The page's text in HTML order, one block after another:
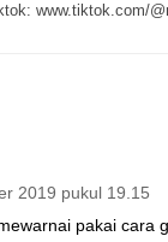
www.tiktok.com/
2019 pukul 19.15
pakai cara